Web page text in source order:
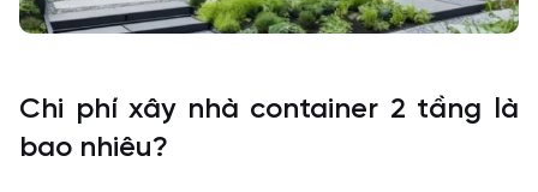
Chi phí xây nhà container 2 tầng là
bao nhiêu?